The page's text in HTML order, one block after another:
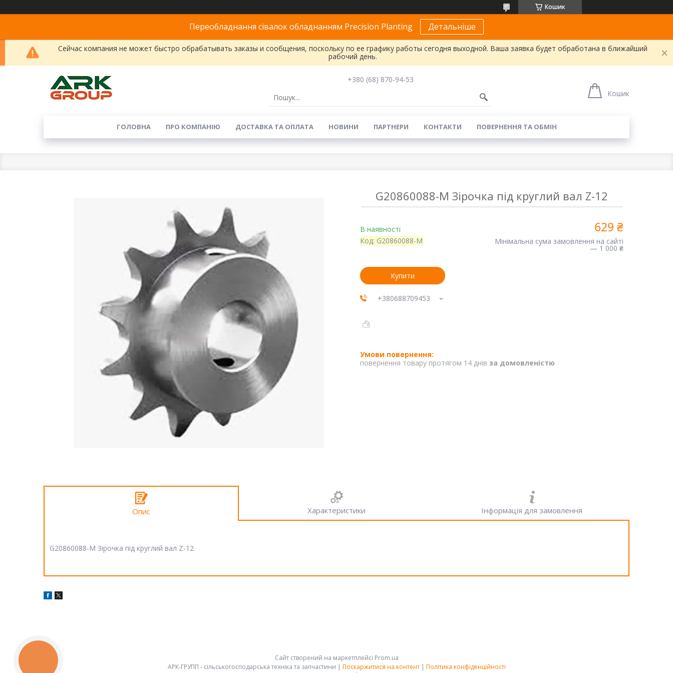
Кошик
Переобладнання сівалок обладнанням Precision Planting Детальніше
Сейчас компания не может быстро обрабатывать заказы и сообщения, поскольку по ее графику работы сегодня выходной. Ваша заявка будет обработана в ближайший
рабочий день.
+380 (68) 870-94-53
Кошик
ГОЛОВНА ПРО КОМПАНІЮ ДОСТАВКА ТА ОПЛАТА НОВИНИ ПАРТНЕРИ КОНТАКТИ ПОВЕРНЕННЯ ТА ОБМІН
G20860088-M Зірочка під круглий вал Z-12
В наявності
Код: G20860088-M
629 ₴
Мінімальна сума замовлення на сайті
— 1 000 ₴
Купити
+380688709453
повернення товару протягом 14 днів за домовленістю
Опис Характеристики Інформація для замовлення
G20860088-M Зірочка під круглий вал Z-12
Сайт створений на маркетплейсі Prom.ua
АРК-ГРУПП - сільськогосподарська техніка та запчастини | Поскаржитися на контент | Політика конфіденційності